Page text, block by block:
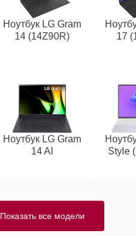
Ноутбук LG Gram
14 (14Z90R)
17
Ноутбук LG Gram
14 AI
Style
Показать все модели